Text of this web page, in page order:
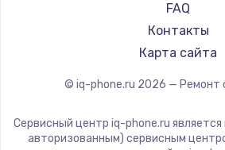
Ремонт цепей
3000 руб.
Заказать
1590 руб.
Ремонт смартфонов
Ремонт смартфонов
teXet
Motorola
Prestigio
Elephone
FAQ
Контакты
Карта сайта
© iq-phone.ru 2026 — Ремонт
Сервисный центр iq-phone.ru
авторизованным) сервисным